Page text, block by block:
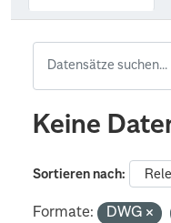
Keine
Sortieren nach
Formate: DWG